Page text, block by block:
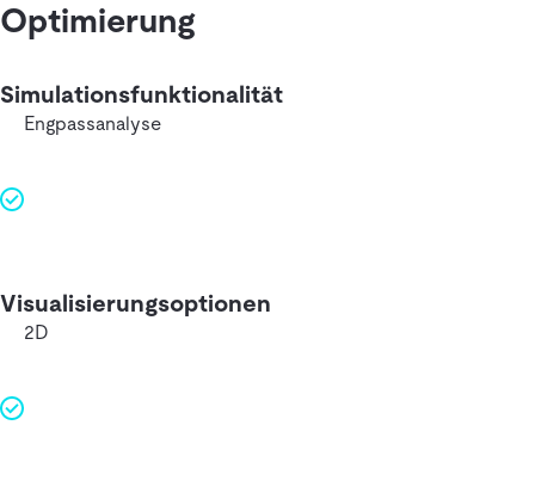
Optimierung
Simulationsfunktionalität
Engpassanalyse
Visualisierungsoptionen
2D